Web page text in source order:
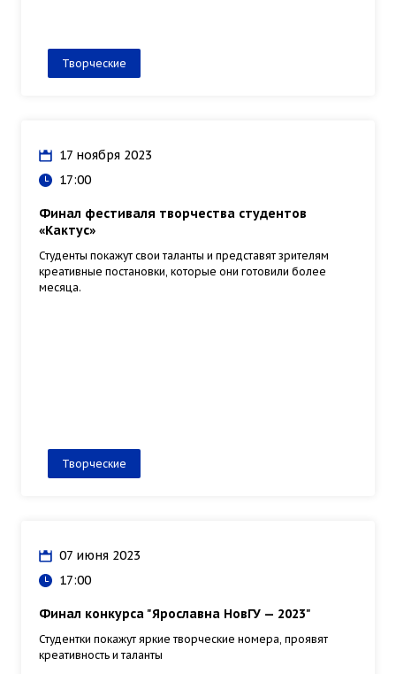
Творческие
17 ноября 2023
17:00
Финал фестиваля творчества студентов
«Кактус»
Студенты покажут свои таланты и представят зрителям
креативные постановки, которые они готовили более
месяца.
Творческие
07 июня 2023
17:00
Финал конкурса "Ярославна НовГУ — 2023"
Студентки покажут яркие творческие номера, проявят
креативность и таланты